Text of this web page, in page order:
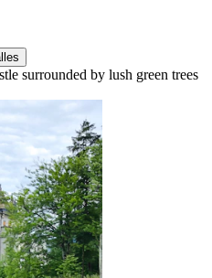
surrounded by lush green trees